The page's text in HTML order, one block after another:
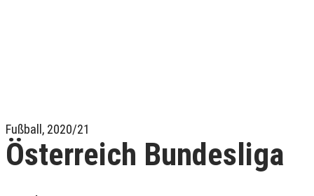
Fußball, 2020/21
Österreich Bundesliga